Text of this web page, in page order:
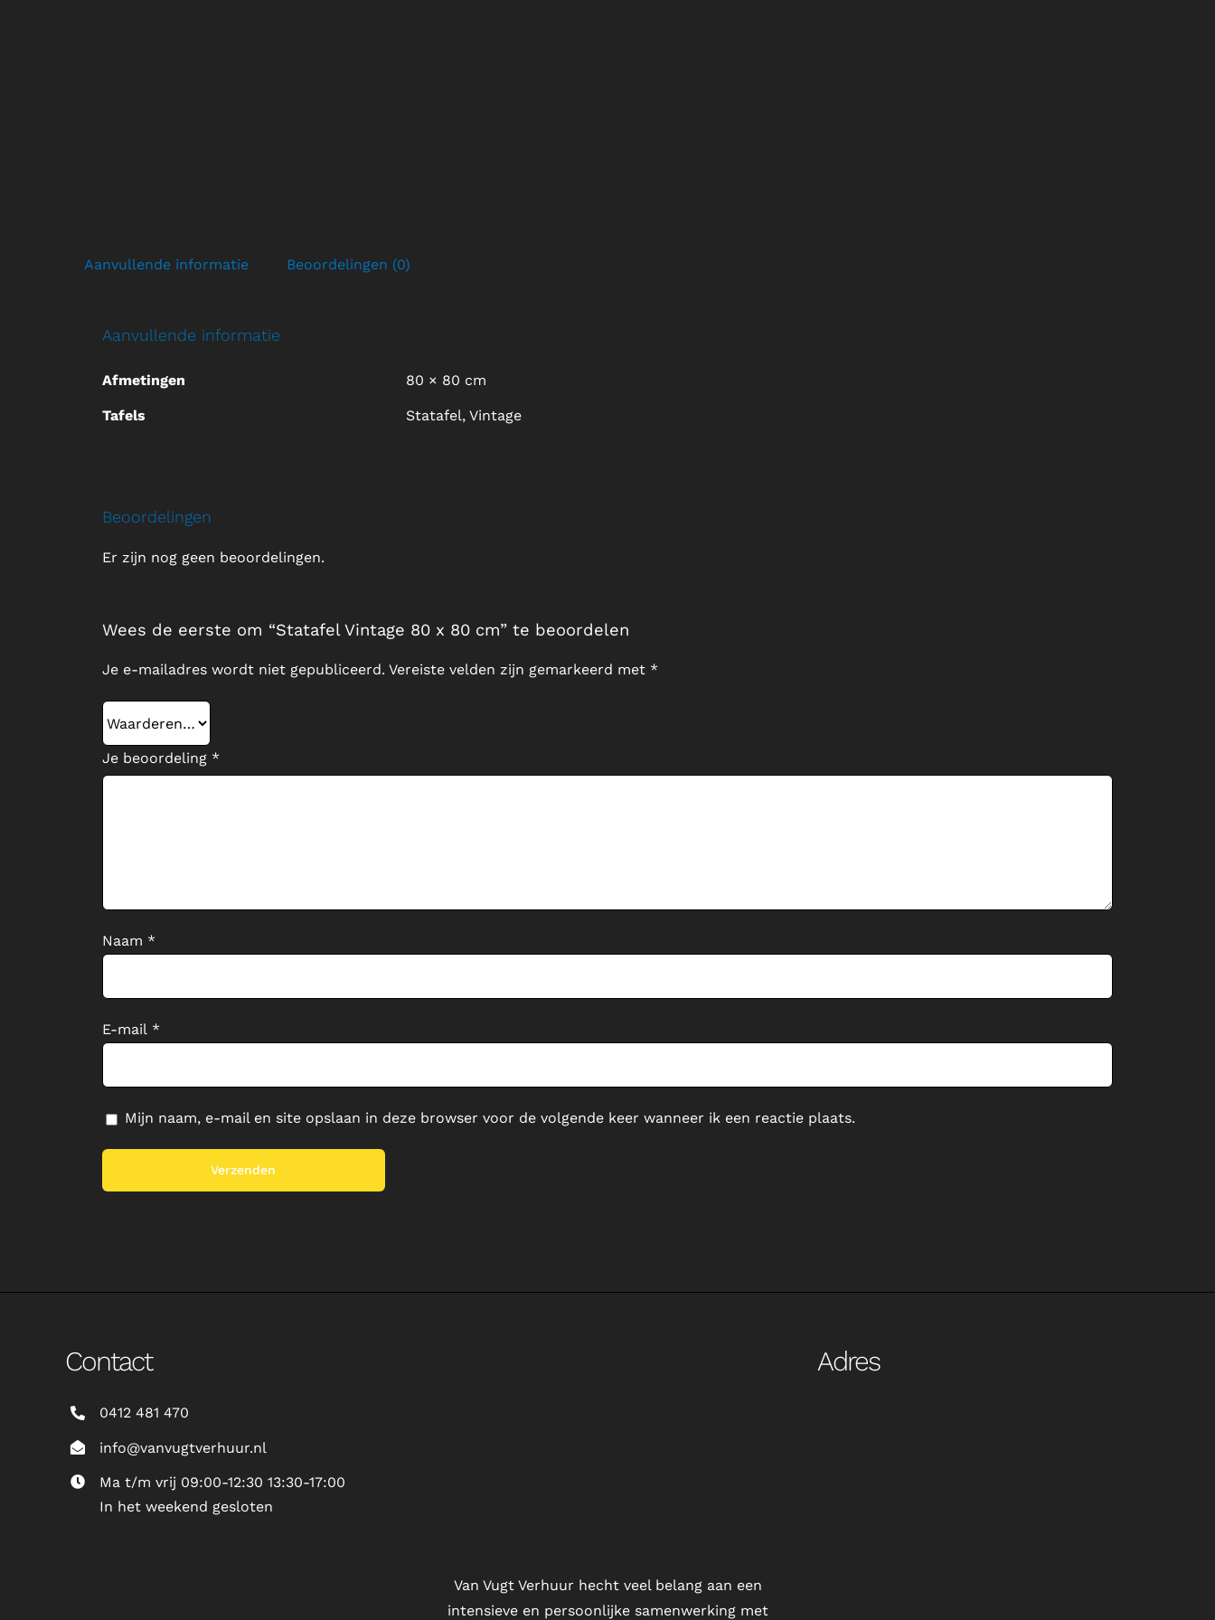
Aanvullende informatie Beoordelingen (0)
Aanvullende informatie
Afmetingen 80 × 80 cm
Tafels Statafel, Vintage
Beoordelingen
Er zijn nog geen beoordelingen.
Wees de eerste om “Statafel Vintage 80 x 80 cm” te beoordelen
Je e-mailadres wordt niet gepubliceerd. Vereiste velden zijn gemarkeerd met *
Je beoordeling *
Naam *
E-mail *
Mijn naam, e-mail en site opslaan in deze browser voor de volgende keer wanneer ik een reactie plaats.
Contact
0412 481 470
info@vanvugtverhuur.nl
Ma t/m vrij 09:00-12:30 13:30-17:00
In het weekend gesloten
Van Vugt Verhuur hecht veel belang aan een
intensieve en persoonlijke samenwerking met
Adres